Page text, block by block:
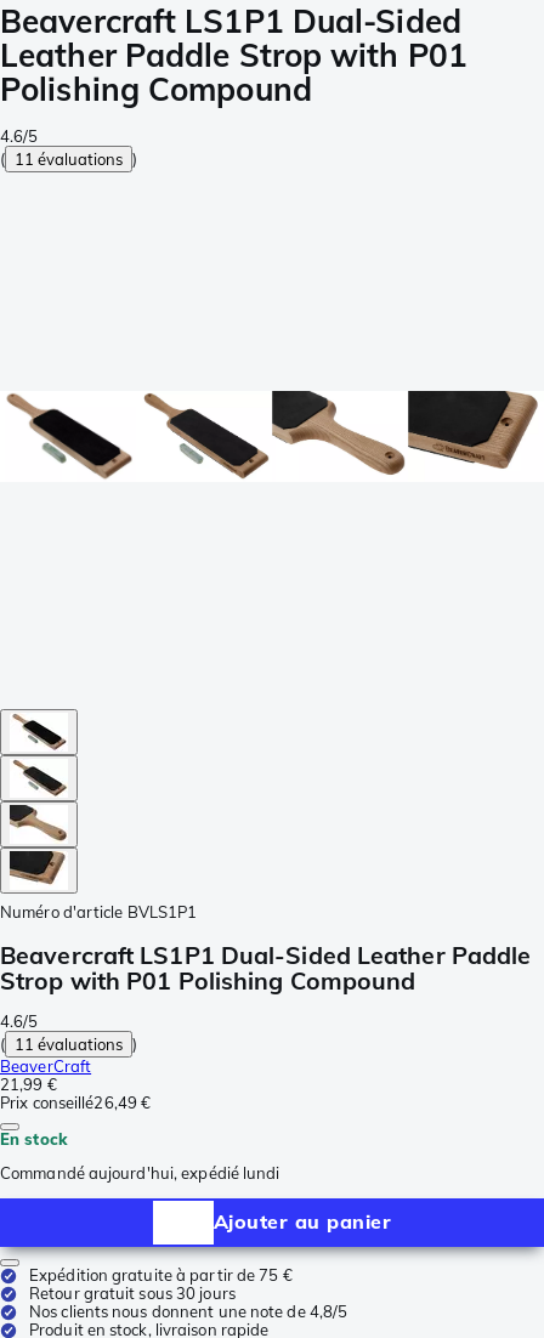
Beavercraft LS1P1 Dual-Sided
Leather Paddle Strop with P01
Polishing Compound
4.6/5
( 11 évaluations )
Numéro d'article BVLS1P1
Beavercraft LS1P1 Dual-Sided Leather Paddle
Strop with P01 Polishing Compound
4.6/5
( 11 évaluations )
BeaverCraft
21,99 €
Prix conseillé26,49 €
En stock
Commandé aujourd'hui, expédié lundi
Ajouter au panier
Expédition gratuite à partir de 75 €
Retour gratuit sous 30 jours
Nos clients nous donnent une note de 4,8/5
Produit en stock, livraison rapide